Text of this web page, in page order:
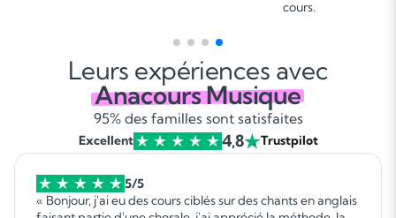
Leurs expériences avec
Anacours Musique
95% des familles sont satisfaites
Excellent 4,8 Trustpilot
5/5
« Bonjour, j'ai eu des cours ciblés sur des chants en anglais